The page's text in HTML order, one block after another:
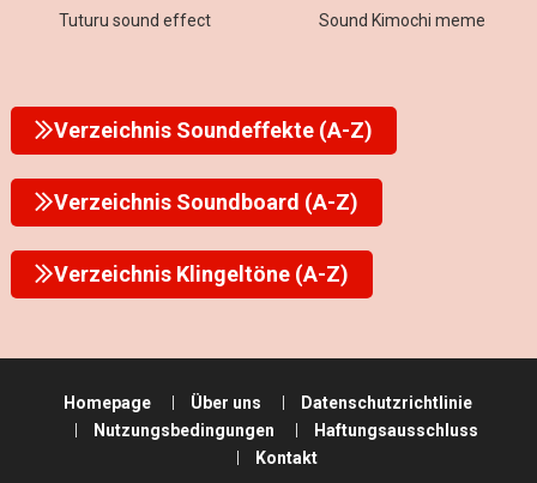
Tuturu sound effect Sound Kimochi meme
Verzeichnis Soundeffekte (A-Z)
Verzeichnis Soundboard (A-Z)
Verzeichnis Klingeltöne (A-Z)
Homepage Über uns
Datenschutzrichtlinie
Nutzungsbedingungen
Haftungsausschluss
Kontakt